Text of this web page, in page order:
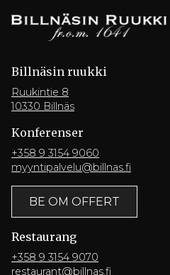
Billnäsin ruukki
Ruukintie 8
10330 Billnäs
Konferenser
+358 9 3154 9060
myyntipalvelu@billnas.fi
BE OM OFFERT
Restaurang
+358 9 3154 9070
restaurant@billnas.fi